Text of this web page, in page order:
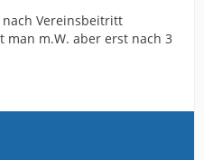
nach Vereinsbeitritt
m.W. aber erst nach 3